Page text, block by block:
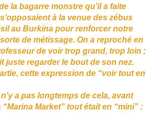
la bagarre monstre qu’il a faite
à la venue des zébus
au Burkina pour renforcer notre
de métissage. On a reproché en
de voir trop grand, trop loin ;
juste regarder le bout de son nez.
cette expression de “voir tout en
a pas longtemps de cela, avant
“Marina Market” tout était en “mini” ;